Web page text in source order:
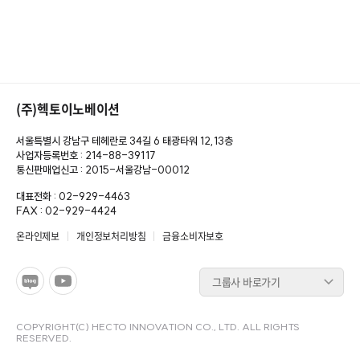
(주)헥토이노베이션
서울특별시 강남구 테헤란로 34길 6 태광타워 12,13층
사업자등록번호 : 214-88-39117
통신판매업신고 : 2015-서울강남-00012
대표전화 : 02-929-4463
FAX : 02-929-4424
온라인제보 개인정보처리방침 금융소비자보호
그룹사 바로가기
COPYRIGHT(C) HECTO INNOVATION CO., LTD. ALL RIGHTS
RESERVED.